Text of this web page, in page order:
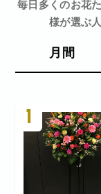
毎日多くのお花
様が選ぶ
月間
1